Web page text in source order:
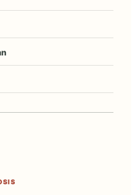
semasa